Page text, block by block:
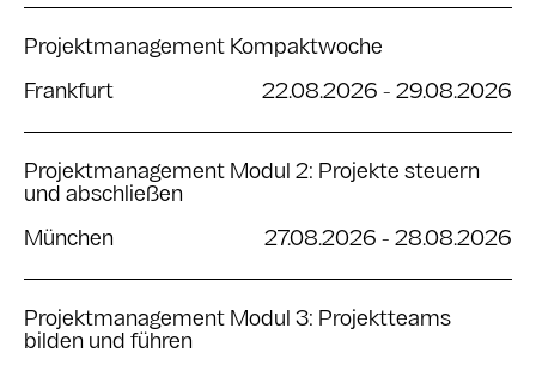
Projektmanagement Kompaktwoche
Frankfurt 22.08.2026 - 29.08.2026
Projektmanagement Modul 2: Projekte steuern
und abschließen
München 27.08.2026 - 28.08.2026
Projektmanagement Modul 3: Projektteams
bilden und führen